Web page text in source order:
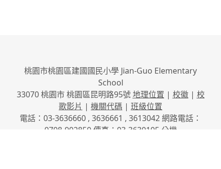
桃園市桃園區建國國民小學 Jian-Guo Elementary
School
33070 桃園市 桃園區昆明路95號地理位置 | 校徽| 校
歌影片 | 機關代碼 | 班級位置
電話：03-3636660 , 3636661 , 3613042 網路電話：
0708-902850 傳真：03-3630105 分機